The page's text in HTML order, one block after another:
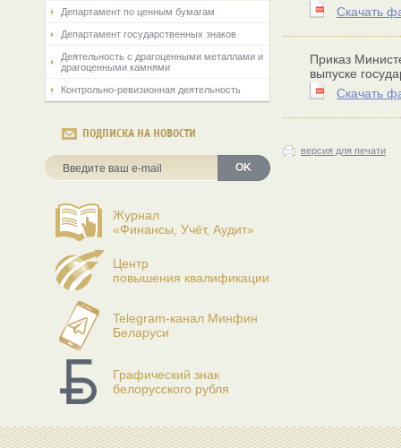
Департамент по ценным бумагам
Департамент государственных знаков
Деятельность с драгоценными металлами и
драгоценными камнями
Контрольно-ревизионная деятельность
ПОДПИСКА НА НОВОСТИ
OK
Журнал
«Финансы, Учёт, Аудит»
Центр
повышения квалификации
Telegram-канал Минфин
Беларуси
Графический знак
белорусского рубля
Скачать
Приказ
выпуске
Скачать
версия для печати